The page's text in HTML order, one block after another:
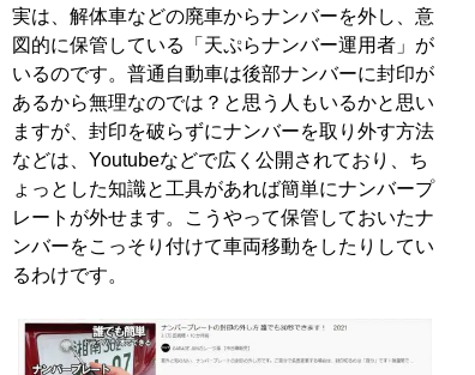
実は、解体車などの廃車からナンバーを外し、意
図的に保管している「天ぷらナンバー運用者」が
いるのです。普通自動車は後部ナンバーに封印が
あるから無理なのでは？と思う人もいるかと思い
ますが、封印を破らずにナンバーを取り外す方法
などは、Youtubeなどで広く公開されており、ち
ょっとした知識と工具があれば簡単にナンバープ
レートが外せます。こうやって保管しておいたナ
ンバーをこっそり付けて車両移動をしたりしてい
るわけです。